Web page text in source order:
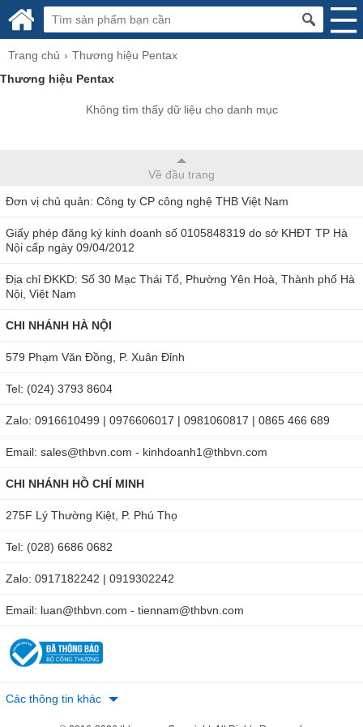
Trang chủ
Thương hiệu Pentax
Thương hiệu Pentax
Không tìm thấy dữ liệu cho danh mục
Về đầu trang
Đơn vị chủ quản: Công ty CP công nghệ THB Việt Nam
Giấy phép đăng ký kinh doanh số 0105848319 do sở KHĐT TP Hà
Nội cấp ngày 09/04/2012
Địa chỉ ĐKKD: Số 30 Mạc Thái Tổ, Phường Yên Hoà, Thành phố Hà
Nội, Việt Nam
CHI NHÁNH HÀ NỘI
579 Phạm Văn Đồng, P. Xuân Đỉnh
Tel: (024) 3793 8604
Zalo: 0916610499 | 0976606017 | 0981060817 | 0865 466 689
Email: sales@thbvn.com - kinhdoanh1@thbvn.com
CHI NHÁNH HỒ CHÍ MINH
275F Lý Thường Kiệt, P. Phú Thọ
Tel: (028) 6686 0682
Zalo: 0917182242 | 0919302242
Email: luan@thbvn.com - tiennam@thbvn.com
Các thông tin khác